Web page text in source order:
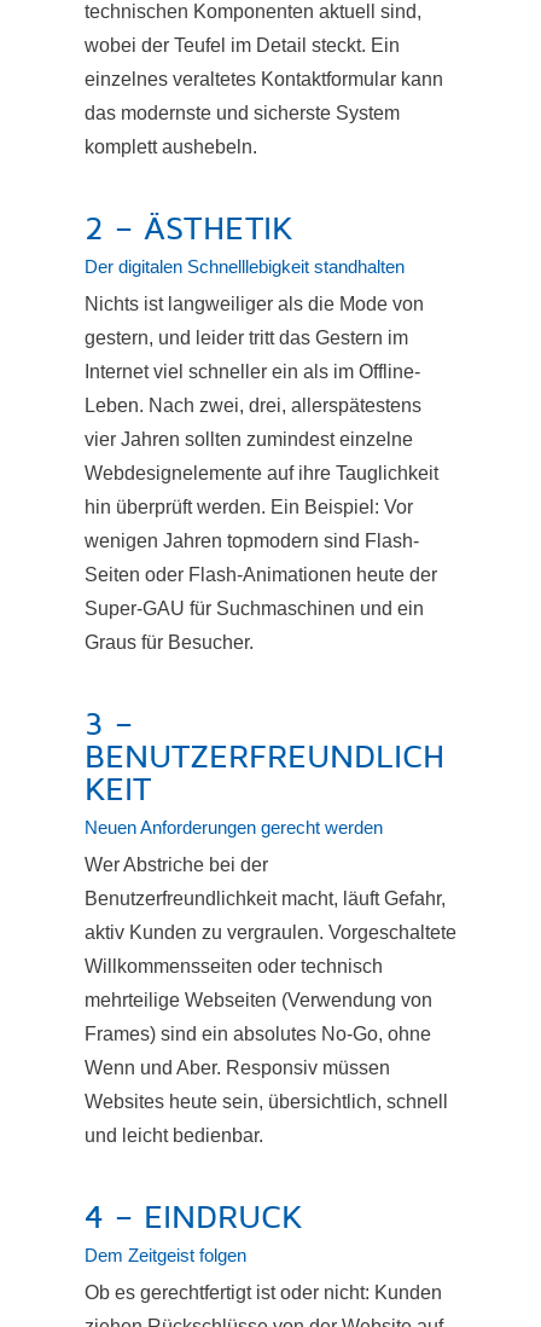
technischen Komponenten aktuell sind,
wobei der Teufel im Detail steckt. Ein
einzelnes veraltetes Kontaktformular kann
das modernste und sicherste System
komplett aushebeln.
2 – ÄSTHETIK
Der digitalen Schnelllebigkeit standhalten
Nichts ist langweiliger als die Mode von
gestern, und leider tritt das Gestern im
Internet viel schneller ein als im Offline-
Leben. Nach zwei, drei, allerspätestens
vier Jahren sollten zumindest einzelne
Webdesignelemente auf ihre Tauglichkeit
hin überprüft werden. Ein Beispiel: Vor
wenigen Jahren topmodern sind Flash-
Seiten oder Flash-Animationen heute der
Super-GAU für Suchmaschinen und ein
Graus für Besucher.
3 –
BENUTZERFREUNDLICH
KEIT
Neuen Anforderungen gerecht werden
Wer Abstriche bei der
Benutzerfreundlichkeit macht, läuft Gefahr,
aktiv Kunden zu vergraulen. Vorgeschaltete
Willkommensseiten oder technisch
mehrteilige Webseiten (Verwendung von
Frames) sind ein absolutes No-Go, ohne
Wenn und Aber. Responsiv müssen
Websites heute sein, übersichtlich, schnell
und leicht bedienbar.
4 – EINDRUCK
Dem Zeitgeist folgen
Ob es gerechtfertigt ist oder nicht: Kunden